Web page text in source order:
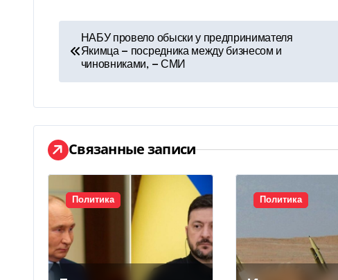
в
и
г
а
ц
и
я
НАБУ провело обыски у предпринимателя
Якимца — посредника между бизнесом и
чиновниками, — СМИ
Связанные записи
Политика Политика